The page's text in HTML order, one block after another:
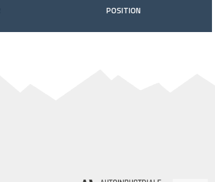
POSITION